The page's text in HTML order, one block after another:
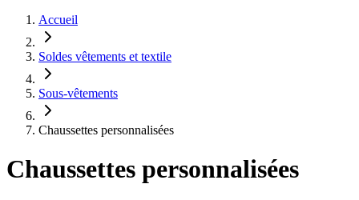
Accueil
Soldes vêtements et textile
Sous-vêtements
Chaussettes personnalisées
Chaussettes personnalisées